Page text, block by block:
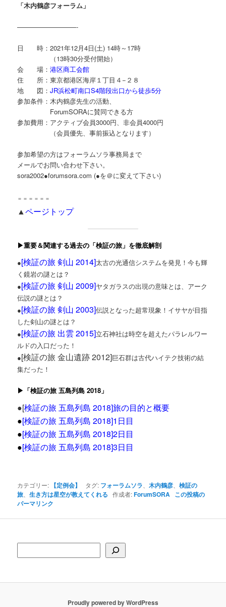
「木内鶴彦フォーラム」
—————————-
日 時：2021年12月4日(土) 14時～17時
（13時30分受付開始）
会 場：港区商工会館
住 所：東京都港区海岸１丁目４−２８
地 図：JR浜松町南口S4階段出口から徒歩5分
参加条件：木内鶴彦先生の活動、
ForumSORAに賛同できる方
参加費用：アクティブ会員3000円、非会員4000円
（会員優先、事前振込となります）
参加希望の方はフォーラムソラ事務局まで
メールでお問い合わせ下さい。
sora2002●forumsora.com (●を＠に変えて下さい)
＝＝＝＝＝＝
▲ページトップ
▶重要＆関連する過去の「検証の旅」を徹底解剖
●[検証の旅 剣山 2014]太古の光通信システムを発見！今も輝
く鏡岩の謎とは？
●[検証の旅 剣山 2009]ヤタガラスの出現の意味とは、アーク
伝説の謎とは？
●[検証の旅 剣山 2003]伝説となった超常現象！イサヤが目指
した剣山の謎とは？
●[検証の旅 出雲 2015]立石神社は時空を超えたパラレルワー
ルドの入口だった！
●[検証の旅 金山遺跡 2012]巨石群は古代ハイテク技術の結
集だった！
▶「検証の旅 五島列島 2018」
●[検証の旅 五島列島 2018]旅の目的と概要
●[検証の旅 五島列島 2018]1日目
●[検証の旅 五島列島 2018]2日目
●[検証の旅 五島列島 2018]3日目
カテゴリー: 【定例会】 タグ: フォーラムソラ 、木内鶴彦 、検証の
旅 、生き方は星空が教えてくれる 作成者:ForumSORA この投稿の
パーマリンク
Proudly powered by WordPress